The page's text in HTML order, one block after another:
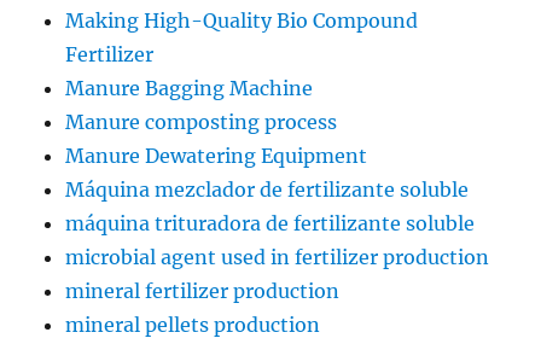
Making High-Quality Bio Compound
Fertilizer
Manure Bagging Machine
Manure composting process
Manure Dewatering Equipment
Máquina mezclador de fertilizante soluble
máquina trituradora de fertilizante soluble
microbial agent used in fertilizer production
mineral fertilizer production
mineral pellets production